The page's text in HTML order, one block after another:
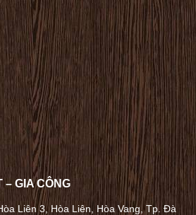
– GIA CÔNG
Liên 3, Hòa Liên, Hòa Vang, Tp. Đà